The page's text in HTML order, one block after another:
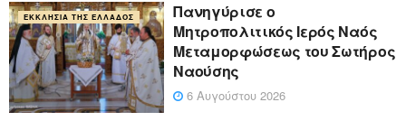
ΕΚΚΛΗΣΊΑ ΤΗΣ ΕΛΛΆΔΟΣ
Πανηγύρισε ο
Μητροπολιτικός Ιερός Ναός
Μεταμορφώσεως του Σωτήρος
Ναούσης
6 Αυγούστου 2026